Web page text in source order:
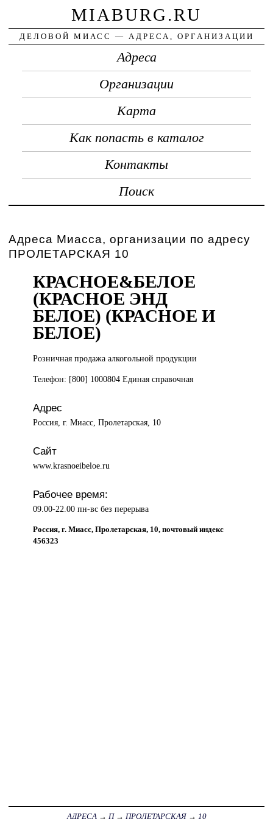
MIABURG.RU
ДЕЛОВОЙ МИАСС — АДРЕСА, ОРГАНИЗАЦИИ
Адреса
Организации
Карта
Как попасть в каталог
Контакты
Поиск
Адреса Миасса, организации по адресу
ПРОЛЕТАРСКАЯ 10
КРАСНОЕ&БЕЛОЕ
(КРАСНОЕ ЭНД
БЕЛОЕ) (КРАСНОЕ И
БЕЛОЕ)
Розничная продажаалкогольной продукции
Телефон: [800] 1000804 Единая справочная
Адрес
Россия, г. Миасс, Пролетарская, 10
Сайт
www.krasnoeibeloe.ru
Рабочее время:
09.00-22.00 пн-вс без перерыва
Россия, г. Миасс, Пролетарская, 10, почтовый индекс
456323
АДРЕСА→ П→ ПРОЛЕТАРСКАЯ→ 10